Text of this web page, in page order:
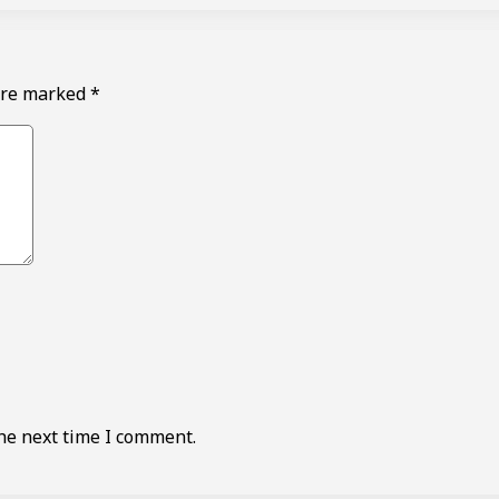
marked*
next time I comment.